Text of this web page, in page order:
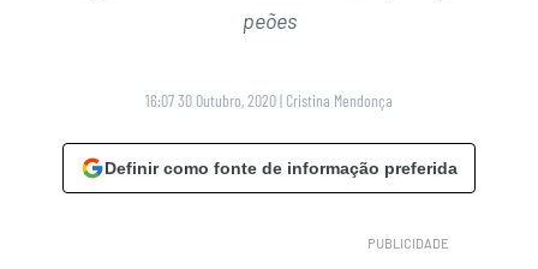
peões
16:07 30 Outubro, 2020| Cristina Mendonça
Definir como fonte de informação preferida